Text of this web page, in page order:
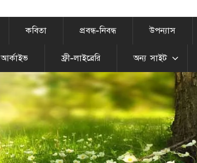
কবিতা প্রবন্ধ-নিবন্ধ উপন্যাস
আর্কাইভ ফ্রী-লাইব্রেরি অন্য সাইট